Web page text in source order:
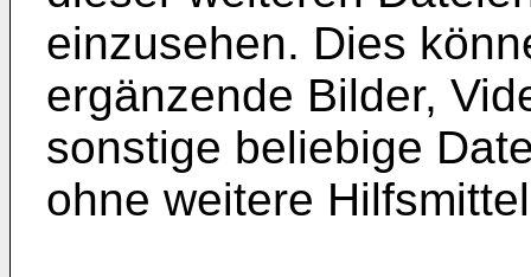
einzusehen. Dies
ergänzende Bilder,
sonstige beliebige
ohne weitere